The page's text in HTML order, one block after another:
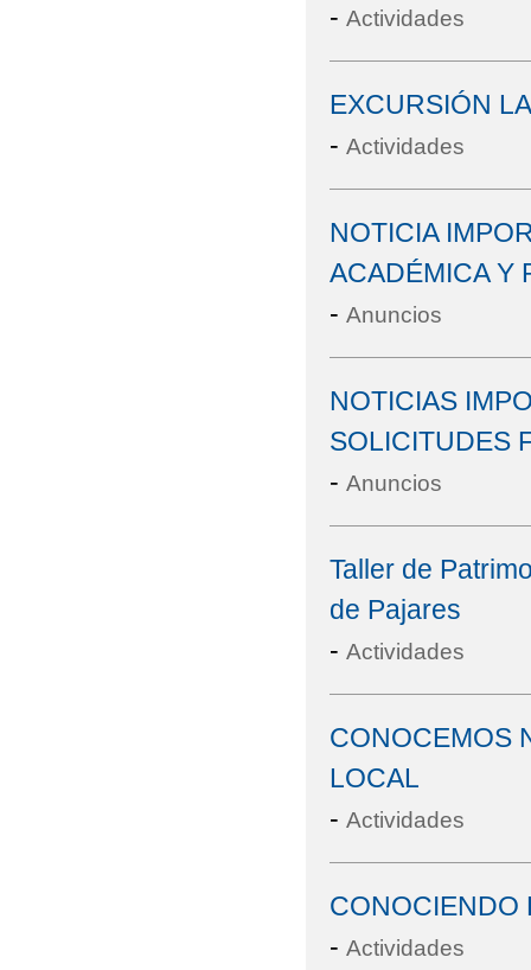
- Actividades
EXCURSIÓN
- Actividades
NOTICIA
ACADÉMICA Y
- Anuncios
NOTICIAS
SOLICITUDES
- Anuncios
Taller de
de Pajares
- Actividades
CONOCEMOS
LOCAL
- Actividades
CONOCIENDO
- Actividades